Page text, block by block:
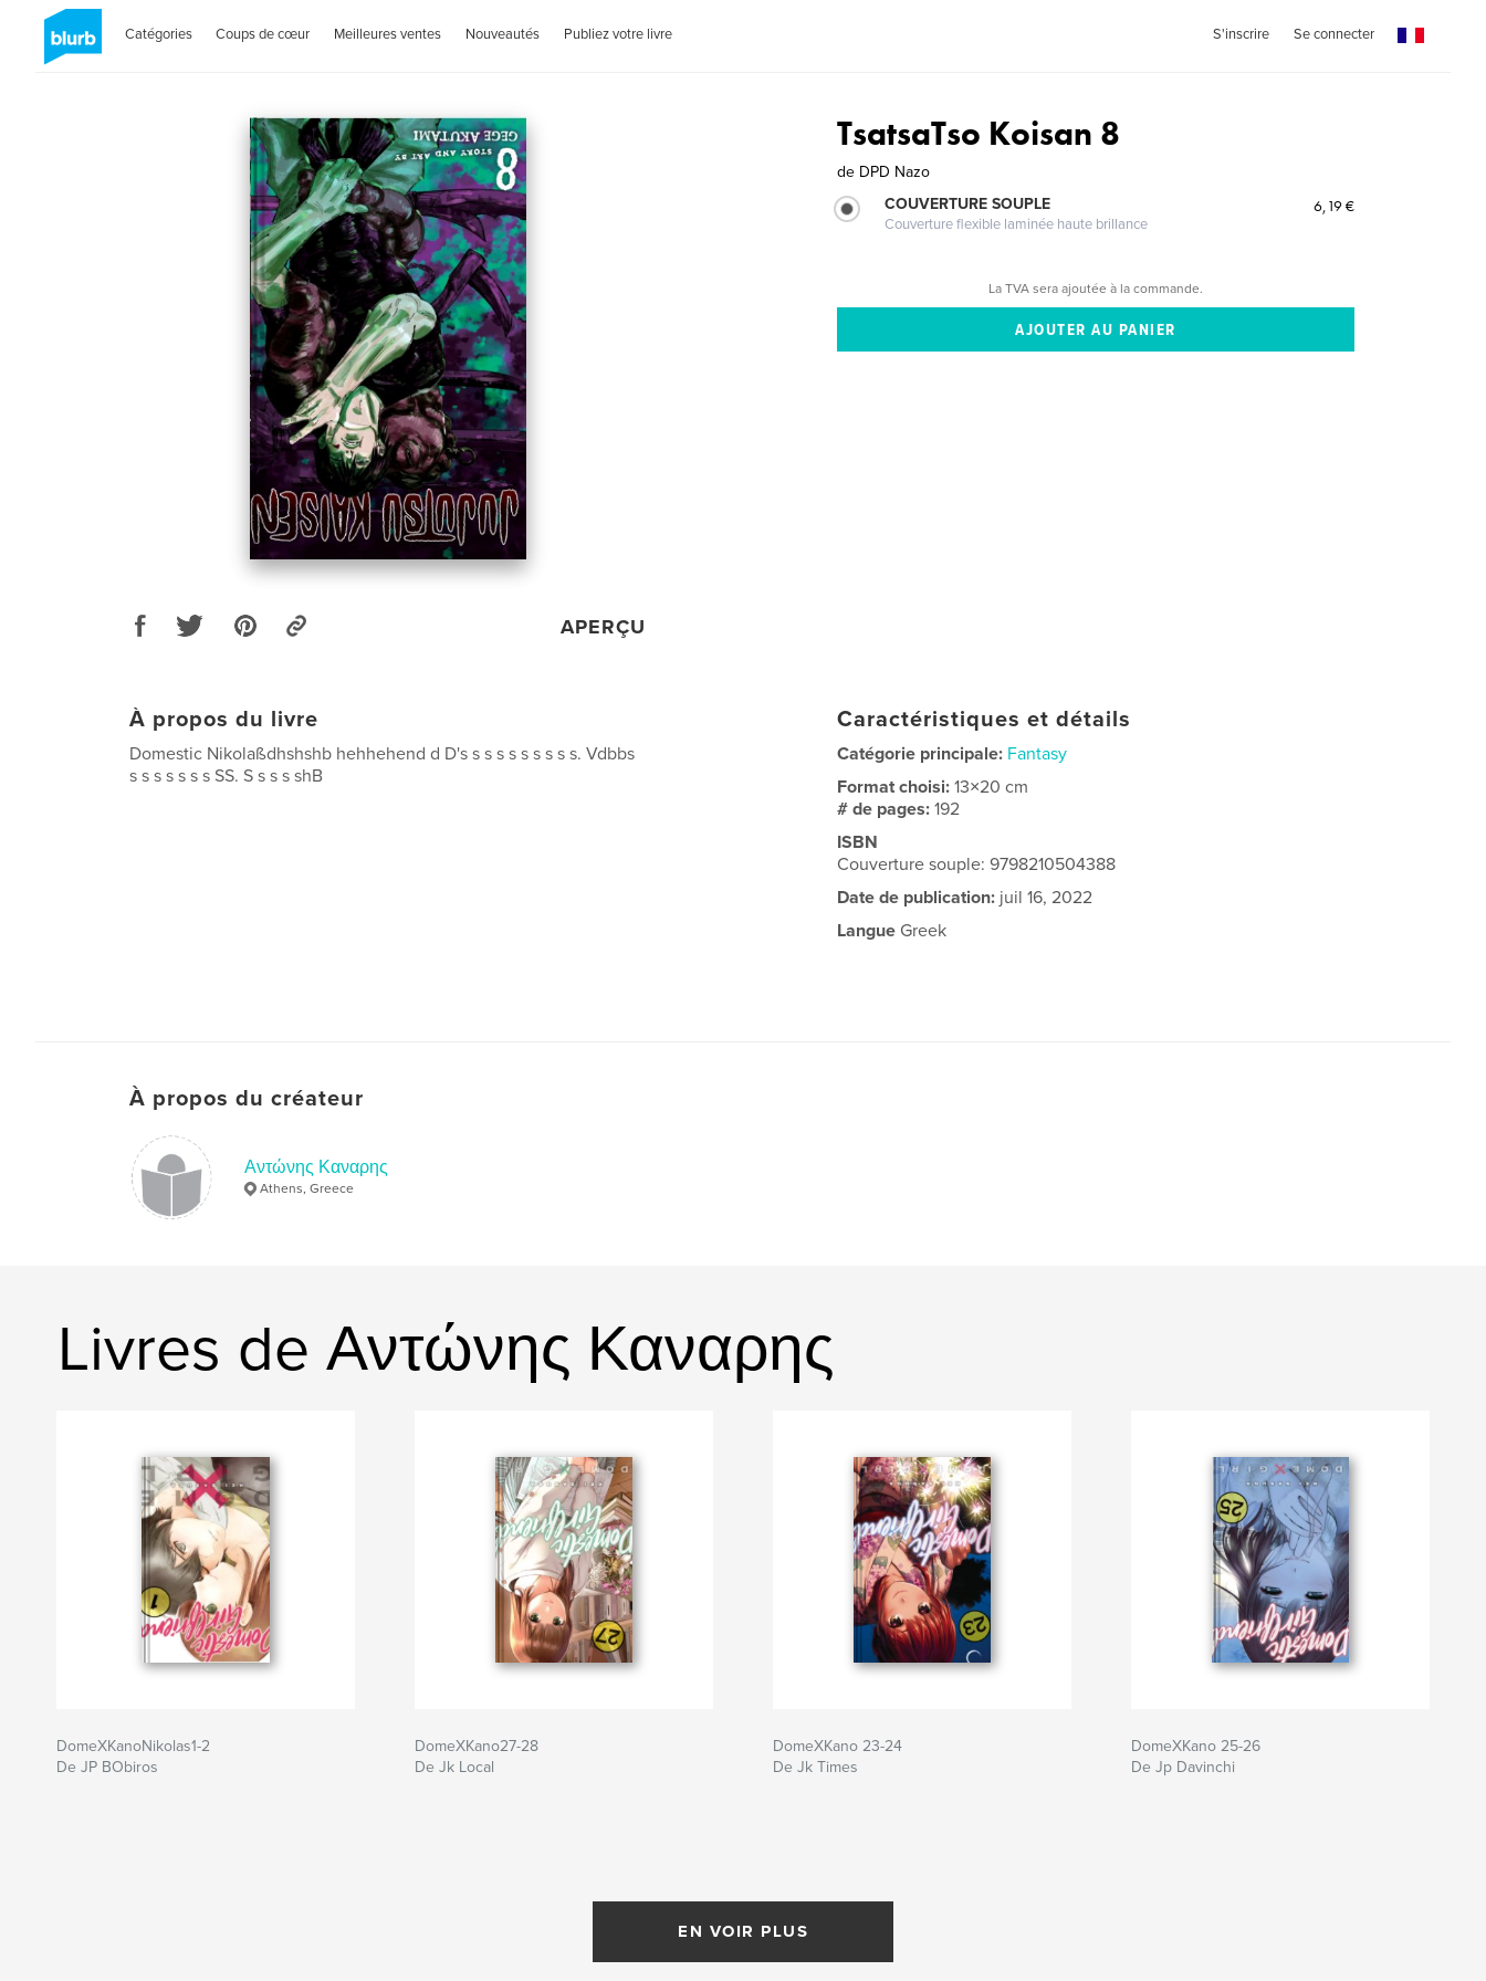
Catégories Coups de cœur Meilleures ventes Nouveautés Publiez votre livre S'inscrire Se connecter
APERÇU
TsatsaTso Koisan 8
de DPD Nazo
COUVERTURE SOUPLE
Couverture flexible laminée haute brillance
6,19 €
La TVA sera ajoutée à la commande.
À propos du livre
Domestic Nikolaßdhshshb hehhehend d D's s s s s s s s s s. Vdbbs
s s s s s s s SS. S s s s shB
Caractéristiques et détails
Catégorie principale: Fantasy
Format choisi:13×20 cm
# de pages:192
ISBN
Couverture souple: 9798210504388
Date de publication: juil 16, 2022
Langue Greek
À propos du créateur
Αντώνης Καναρης
Athens, Greece
Livres de Αντώνης Καναρης
DomeXKanoNikolas1-2
De JP BObiros
DomeXKano27-28
De Jk Local
DomeXKano 23-24
De Jk Times
DomeXKano 25-26
De Jp Davinchi
EN VOIR PLUS